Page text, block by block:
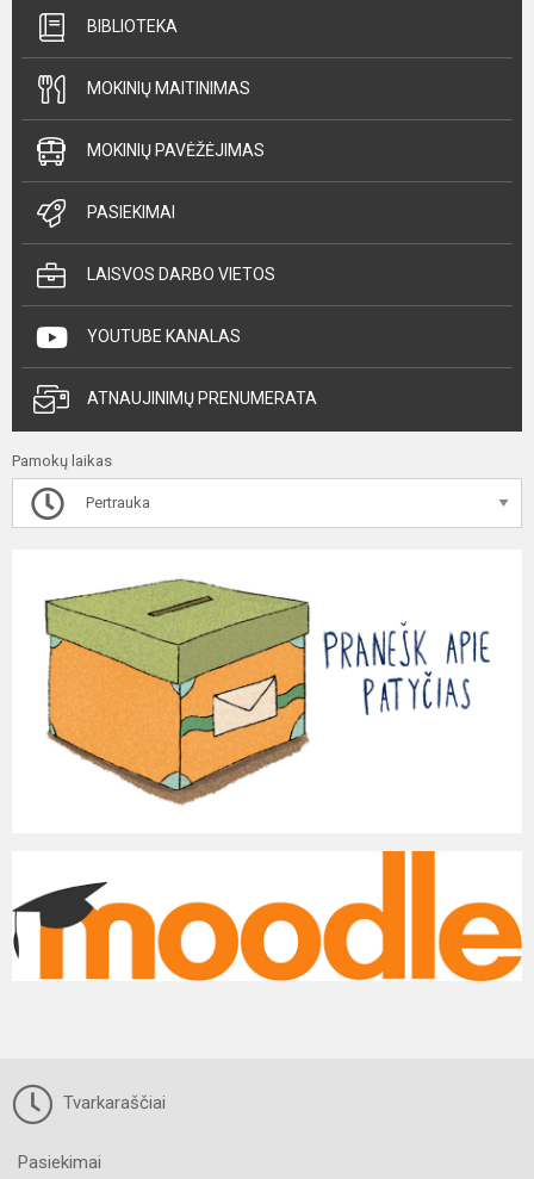
BIBLIOTEKA
MOKINIŲ MAITINIMAS
MOKINIŲ PAVĖŽĖJIMAS
PASIEKIMAI
LAISVOS DARBO VIETOS
YOUTUBE KANALAS
ATNAUJINIMŲ PRENUMERATA
Pamokų laikas
Pertrauka
Tvarkaraščiai
Pasiekimai